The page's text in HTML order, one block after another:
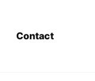
Contact